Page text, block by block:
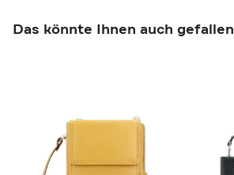
Das könnte Ihnen auch gefallen